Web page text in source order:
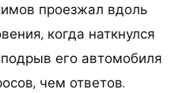
проезжал вдоль
когда наткнулся
его автомобиля
чем ответов.